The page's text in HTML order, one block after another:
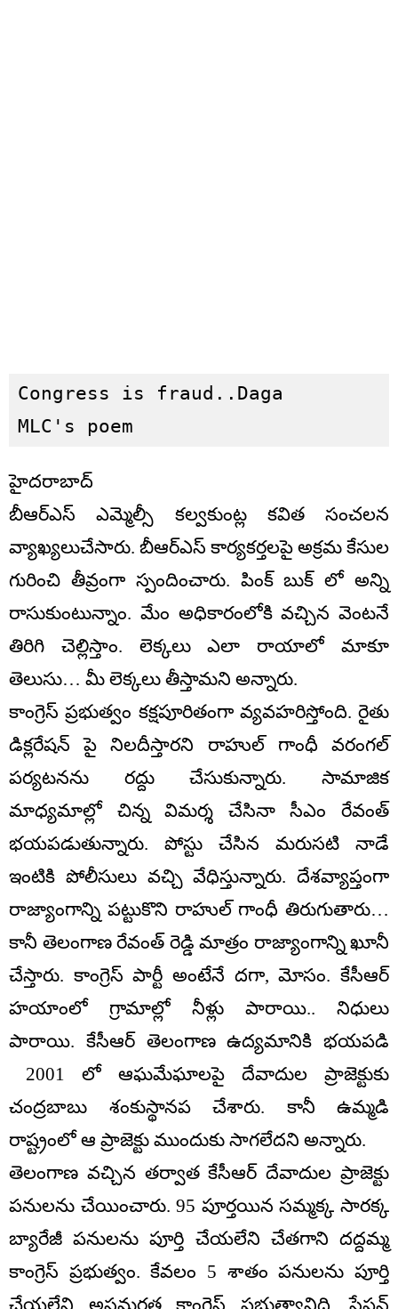
Congress is fraud..Daga
MLC's poem
హైదరాబాద్
బీఆర్ఎస్ ఎమ్మెల్సీ కల్వకుంట్ల కవిత సంచలన
వ్యాఖ్యలుచేసారు. బీఆర్ఎస్ కార్యకర్తలపై అక్రమ కేసుల
గురించి తీవ్రంగా స్పందించారు. పింక్ బుక్ లో అన్ని
రాసుకుంటున్నాం. మేం అధికారంలోకి వచ్చిన వెంటనే
తిరిగి చెల్లిస్తాం. లెక్కలు ఎలా రాయాలో మాకూ
తెలుసు… మీ లెక్కలు తీస్తామని అన్నారు.
కాంగ్రెస్ ప్రభుత్వం కక్షపూరితంగా వ్యవహరిస్తోంది. రైతు
డిక్లరేషన్ పై నిలదీస్తారని రాహుల్ గాంధీ వరంగల్
పర్యటనను రద్దు చేసుకున్నారు. సామాజిక
మాధ్యమాల్లో చిన్న విమర్శ చేసినా సీఎం రేవంత్
భయపడుతున్నారు. పోస్టు చేసిన మరుసటి నాడే
ఇంటికి పోలీసులు వచ్చి వేధిస్తున్నారు. దేశవ్యాప్తంగా
రాజ్యాంగాన్ని పట్టుకొని రాహుల్ గాంధీ తిరుగుతారు…
కానీ తెలంగాణ రేవంత్ రెడ్డి మాత్రం రాజ్యాంగాన్ని ఖూనీ
చేస్తారు. కాంగ్రెస్ పార్టీ అంటేనే దగా, మోసం. కేసీఆర్
హయాంలో గ్రామాల్లో నీళ్లు పారాయి.. నిధులు
పారాయి. కేసీఆర్ తెలంగాణ ఉద్యమానికి భయపడి
2001 లో ఆఘమేఘాలపై దేవాదుల ప్రాజెక్టుకు
చంద్రబాబు శంకుస్థానప చేశారు. కానీ ఉమ్మడి
రాష్ట్రంలో ఆ ప్రాజెక్టు ముందుకు సాగలేదని అన్నారు.
తెలంగాణ వచ్చిన తర్వాత కేసీఆర్ దేవాదుల ప్రాజెక్టు
పనులను చేయించారు. 95 పూర్తయిన సమ్మక్క సారక్క
బ్యారేజీ పనులను పూర్తి చేయలేని చేతగాని దద్దమ్మ
కాంగ్రెస్ ప్రభుత్వం. కేవలం 5 శాతం పనులను పూర్తి
చేయలేని అసమర్థత కాంగ్రెస్ ప్రభుత్వానిది. స్టేషన్